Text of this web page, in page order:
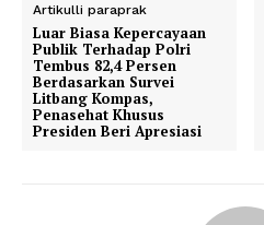
Artikulli paraprak
Luar Biasa Kepercayaan
Publik Terhadap Polri
Tembus 82,4 Persen
Berdasarkan Survei
Litbang Kompas,
Penasehat Khusus
Presiden Beri Apresiasi